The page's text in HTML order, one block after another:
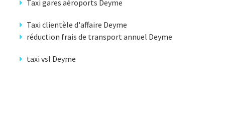
Taxi gares aéroports Deyme
Taxi clientèle d'affaire Deyme
réduction frais de transport annuel Deyme
taxi vsl Deyme